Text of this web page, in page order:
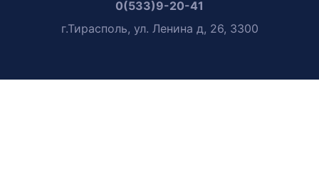
0(533)9-20-41
г.Тирасполь, ул. Ленина д, 26, 3300